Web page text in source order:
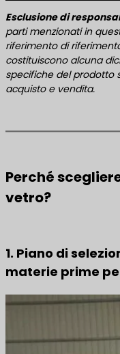
​Esclusione di
parti menzionati in
riferimento di
costituiscono alcuna
specifiche del prodotto
acquisto e vendita.
Perché
vetro?
1. Piano di
materie prime